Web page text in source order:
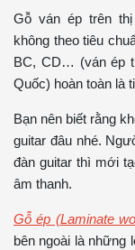
Gỗ ván ép trên
không theo tiêu
BC, CD… (ván ép
Quốc) hoàn toàn là
Bạn nên biết rằng
guitar đâu nhé.
đàn guitar thì mới
âm thanh.
Gỗ ép (Laminate
bên ngoài là những